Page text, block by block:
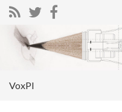
Search for:
VoxPI